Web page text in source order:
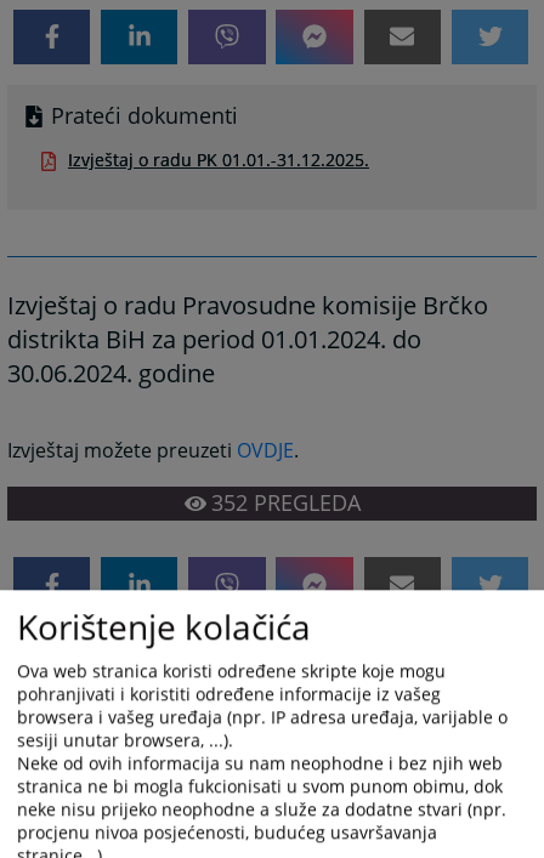
Prateći dokumenti
Izvještaj o radu PK 01.01.-31.12.2025.
Izvještaj o radu Pravosudne komisije Brčko
distrikta BiH za period 01.01.2024. do
30.06.2024. godine
Izvještaj možete preuzeti OVDJE.
352PREGLEDA
Prateći dokumenti
Polugodišnji izvjestaj o radu PK
Korištenje kolačića
Ova web stranica koristi određene skripte koje mogu
pohranjivati i koristiti određene informacije iz vašeg
browsera i vašeg uređaja (npr. IP adresa uređaja, varijable o
sesiji unutar browsera, ...).
Neke od ovih informacija su nam neophodne i bez njih web
stranica ne bi mogla fukcionisati u svom punom obimu, dok
neke nisu prijeko neophodne a služe za dodatne stvari (npr.
procjenu nivoa posjećenosti, budućeg usavršavanja